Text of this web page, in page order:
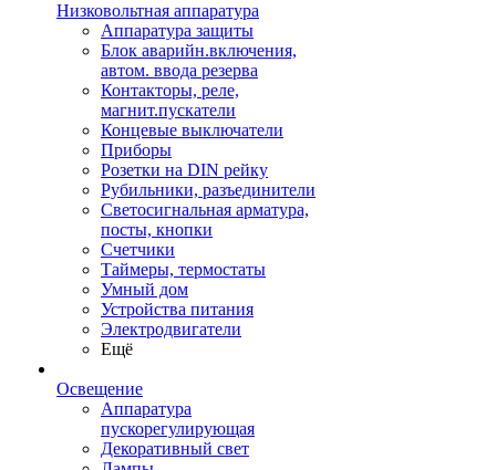
Низковольтная аппаратура
Аппаратура защиты
Блок аварийн.включения,
автом. ввода резерва
Контакторы, реле,
магнит.пускатели
Концевые выключатели
Приборы
Розетки на DIN рейку
Рубильники, разъединители
Светосигнальная арматура,
посты, кнопки
Счетчики
Таймеры, термостаты
Умный дом
Устройства питания
Электродвигатели
Ещё
Освещение
Аппаратура
пускорегулирующая
Декоративный свет